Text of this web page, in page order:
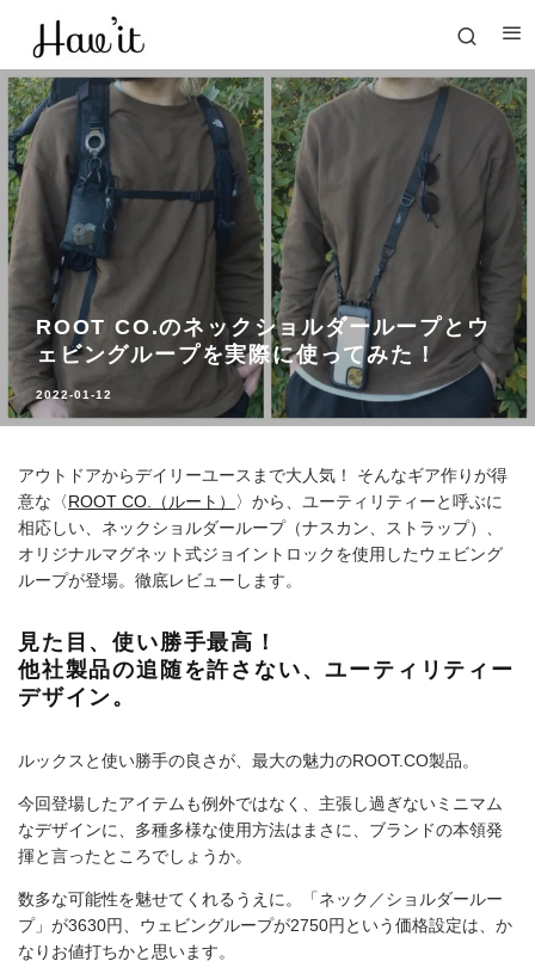
ROOT CO.のネックショルダーループとウ
ェビングループを実際に使ってみた！
2022-01-12
アウトドアからデイリーユースまで大人気！ そんなギア作りが得
意な〈ROOT CO.（ルート）
〉から、ユーティリティーと呼ぶに
相応しい、ネックショルダーループ（ナスカン、ストラップ）、
オリジナルマグネット式ジョイントロックを使用したウェビング
ループが登場。徹底レビューします。
見た目、使い勝手最高！
他社製品の追随を許さない、ユーティリティー
デザイン。
ルックスと使い勝手の良さが、最大の魅力のROOT.CO製品。
今回登場したアイテムも例外ではなく、主張し過ぎないミニマム
なデザインに、多種多様な使用方法はまさに、ブランドの本領発
揮と言ったところでしょうか。
数多な可能性を魅せてくれるうえに。「ネック／ショルダールー
プ」が3630円、ウェビングループが2750円という価格設定は、か
なりお値打ちかと思います。